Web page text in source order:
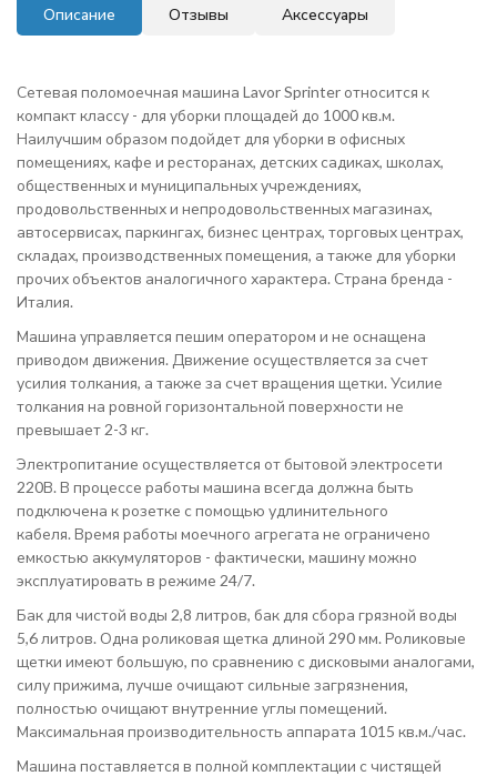
Описание Отзывы Аксессуары
Сетевая поломоечная машина Lavor Sprinter относится к
компакт классу - для уборки площадей до 1000 кв.м.
Наилучшим образом подойдет для уборки в офисных
помещениях, кафе и ресторанах, детских садиках, школах,
общественных и муниципальных учреждениях,
продовольственных и непродовольственных магазинах,
автосервисах, паркингах, бизнес центрах, торговых центрах,
складах, производственных помещения, а также для уборки
прочих объектов аналогичного характера. Страна бренда -
Италия.
Машина управляется пешим оператором и не оснащена
приводом движения. Движение осуществляется за счет
усилия толкания, а также за счет вращения щетки. Усилие
толкания на ровной горизонтальной поверхности не
превышает 2-3 кг.
Электропитание осуществляется от бытовой электросети
220В. В процессе работы машина всегда должна быть
подключена к розетке с помощью удлинительного
кабеля. Время работы моечного агрегата не ограничено
емкостью аккумуляторов - фактически, машину можно
эксплуатировать в режиме 24/7.
Бак для чистой воды 2,8 литров, бак для сбора грязной воды
5,6 литров. Одна роликовая щетка длиной 290 мм. Роликовые
щетки имеют большую, по сравнению с дисковыми аналогами,
силу прижима, лучше очищают сильные загрязнения,
полностью очищают внутренние углы помещений.
Максимальная производительность аппарата 1015 кв.м./час.
Машина поставляется в полной комплектации с чистящей